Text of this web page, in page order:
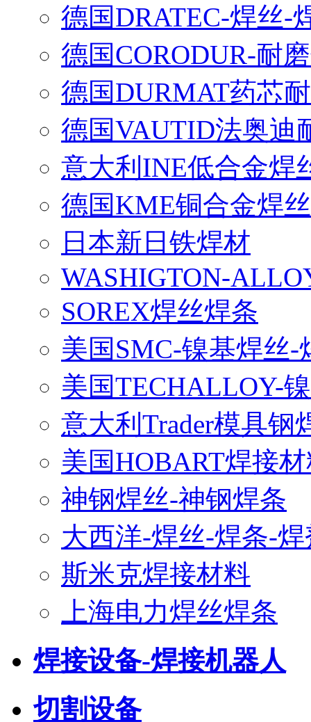
德国DRATEC-焊丝-
德国CORODUR-耐
德国DURMAT药芯
德国VAUTID法奥迪
意大利INE低合金焊
德国KME铜合金焊丝
日本新日铁焊材
WASHIGTON-
SOREX焊丝焊条
美国SMC-镍基焊丝-
美国TECHALLOY-
意大利Trader模具钢
美国HOBART焊接
神钢焊丝-神钢焊条
大西洋-焊丝-焊条-焊
斯米克焊接材料
上海电力焊丝焊条
焊接设备-焊接机器人
切割设备